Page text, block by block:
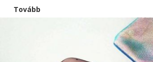
Tovább